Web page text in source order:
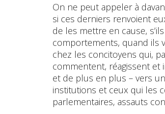
On ne peut appeler à
si ces derniers renvoient
de les mettre en cause,
comportements, quand ils
chez les concitoyens qui,
commentent, réagissent et
et de plus en plus – vers
institutions et ceux qui les
parlementaires, assauts